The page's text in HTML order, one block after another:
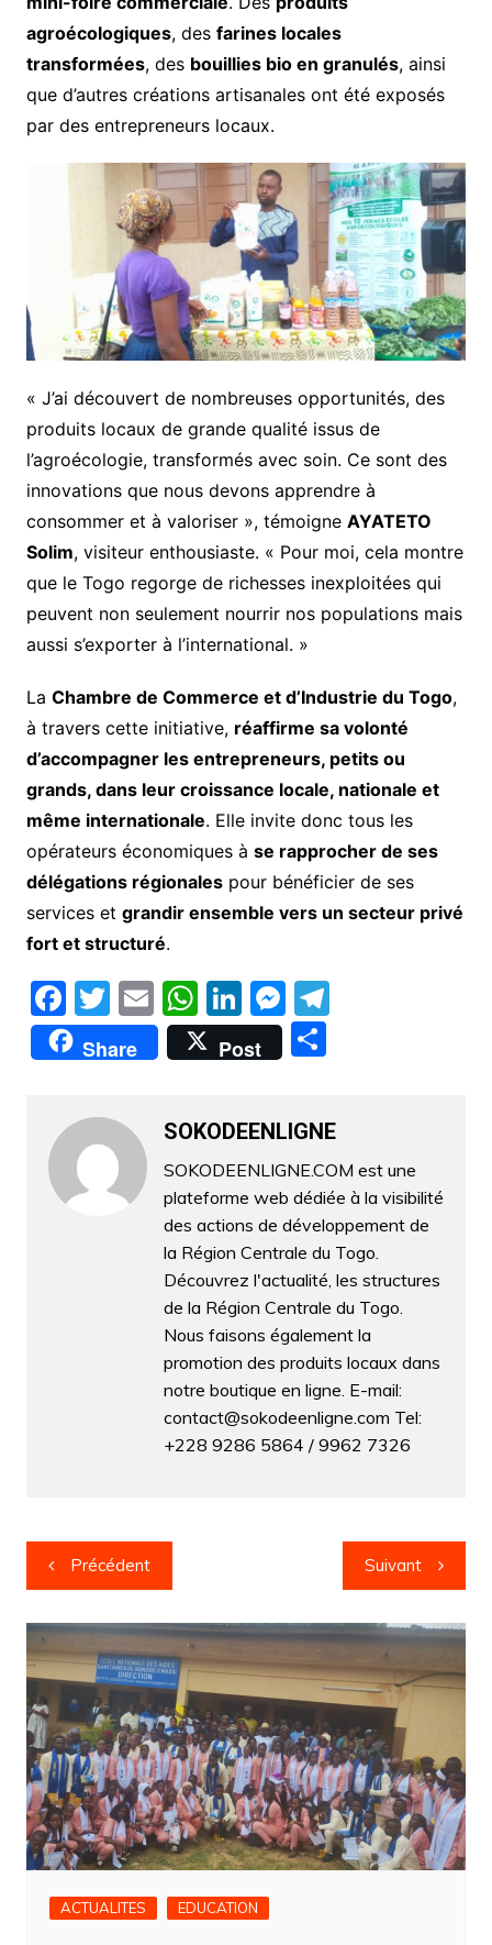
agroécologiques, des farines locales
transformées, des bouillies bio en granulés, ainsi
que d’autres créations artisanales ont été exposés
par des entrepreneurs locaux.
« J’ai découvert de nombreuses opportunités, des
produits locaux de grande qualité issus de
l’agroécologie, transformés avec soin. Ce sont des
innovations que nous devons apprendre à
consommer et à valoriser », témoigne AYATETO
Solim, visiteur enthousiaste. « Pour moi, cela montre
que le Togo regorge de richesses inexploitées qui
peuvent non seulement nourrir nos populations mais
aussi s’exporter à l’international. »
La Chambre de Commerce et d’Industrie du Togo,
à travers cette initiative, réaffirme sa volonté
d’accompagner les entrepreneurs, petits ou
grands, dans leur croissance locale, nationale et
même internationale. Elle invite donc tous les
opérateurs économiques à se rapprocher de ses
délégations régionalespour bénéficier de ses
services et grandir ensemble vers un secteur privé
fort et structuré.
F
a
c
b
o
o
T
w
itt
E
m
ai
W
h
at
A
p
p
Li
n
k
dI
n
M
e
s
e
n
g
er
T
a
m
Share Post
P
g
er
SOKODEENLIGNE
SOKODEENLIGNE.COM est une
plateforme web dédiée à la visibilité
des actions de développement de
la Région Centrale du Togo.
Découvrez l'actualité, les structures
de la Région Centrale du Togo.
Nous faisons également la
promotion des produits locaux dans
notre boutique en ligne. E-mail:
contact@sokodeenligne.com Tel:
+228 9286 5864 / 9962 7326
Navigation
de
l’article
Précédent Suivant
ACTUALITES EDUCATION